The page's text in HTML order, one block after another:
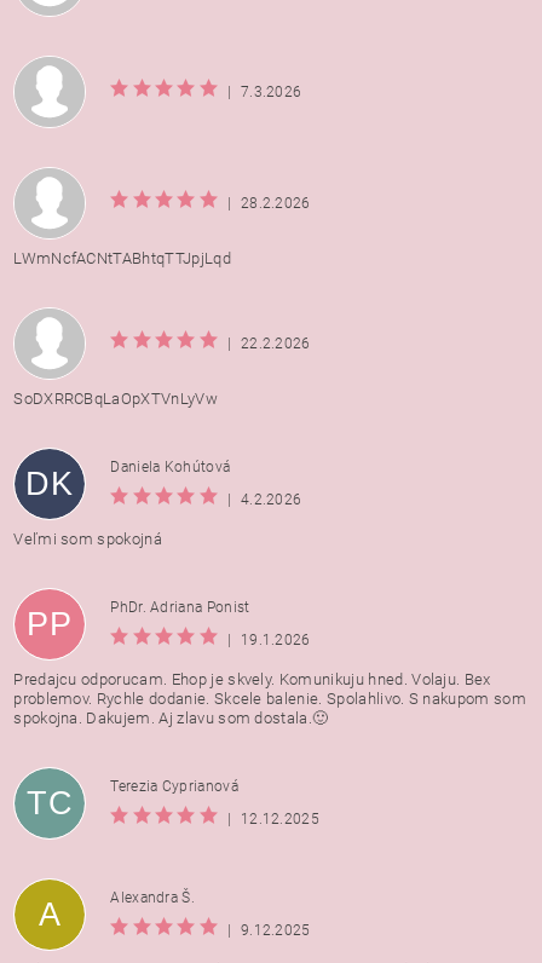
| 7.3.2026
| 28.2.2026
LWmNcfACNtTABhtqTTJpjLqd
| 22.2.2026
SoDXRRCBqLaOpXTVnLyVw
DK
Daniela Kohútová
|
4.2.2026
Veľmi som spokojná
PP
PhDr. Adriana Ponist
|
19.1.2026
Predajcu odporucam. Ehop je skvely. Komunikuju hned. Volaju. Bex
problemov. Rychle dodanie. Skcele balenie. Spolahlivo. S nakupom som
spokojna. Dakujem. Aj zlavu som dostala.🙂
TC
Terezia Cyprianová
|
12.12.2025
A
Alexandra Š.
|
9.12.2025